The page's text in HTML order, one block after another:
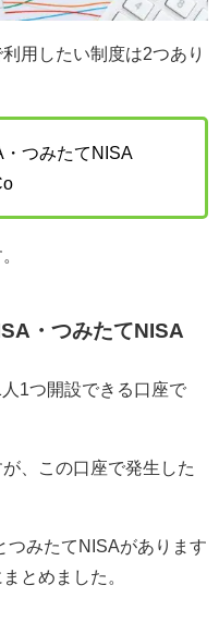
用したい制度は2つあり
つみたてNISA
・つみたてNISA
1つ開設できる口座で
、この口座で発生した
つみたてNISAがあります
とめました。